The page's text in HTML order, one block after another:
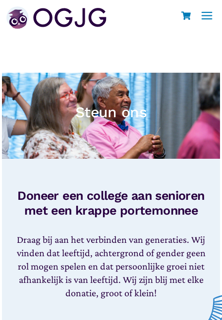
Steun ons
Doneer een college aan senioren
met een krappe portemonnee
Draag bij aan het verbinden van generaties. Wij
vinden dat leeftijd, achtergrond of gender geen
rol mogen spelen en dat persoonlijke groei niet
afhankelijk is van leeftijd. Wij zijn blij met elke
donatie, groot of klein!